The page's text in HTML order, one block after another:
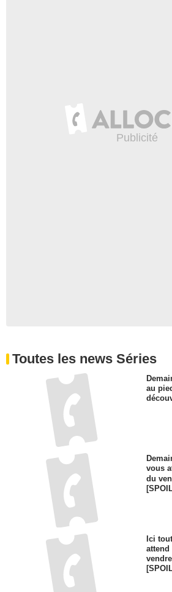
Toutes les news Séries
au
vous
du
Ici
attend